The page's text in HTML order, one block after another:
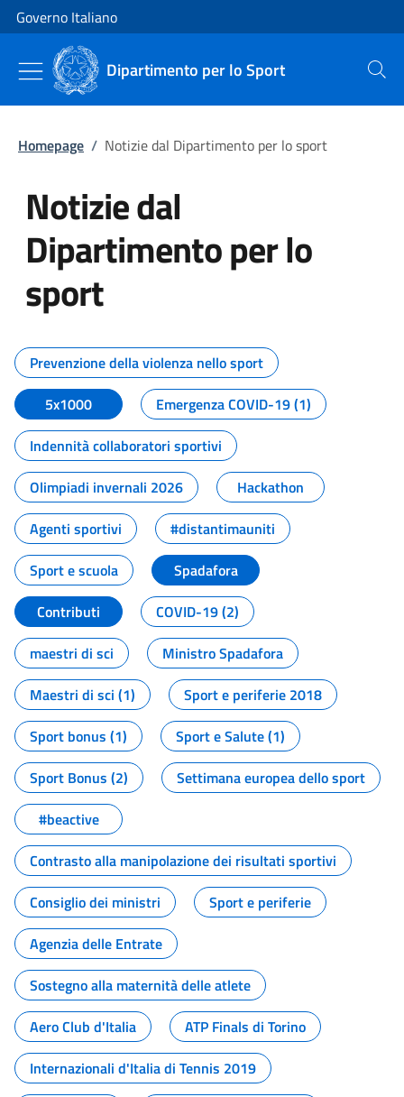
Vai al contenuto
Vai alla navigazione del sito
Governo Italiano
Dipartimento per lo Sport Cerca
Homepage / Notizie dal Dipartimento per lo sport
Notizie dal
Dipartimento per lo
sport
Tutti i contenuti della pagina
Prevenzione della violenza nello sport
5x1000
Emergenza COVID-19 (1)
Indennità collaboratori sportivi
Olimpiadi invernali 2026
Hackathon
Agenti sportivi
#distantimauniti
Sport e scuola
Spadafora
Contributi
COVID-19 (2)
maestri di sci
Ministro Spadafora
Maestri di sci (1)
Sport e periferie 2018
Sport bonus (1)
Sport e Salute (1)
Sport Bonus (2)
Settimana europea dello sport
#beactive
Contrasto alla manipolazione dei risultati sportivi
Consiglio dei ministri
Sport e periferie
Agenzia delle Entrate
Sostegno alla maternità delle atlete
Aero Club d'Italia
ATP Finals di Torino
Internazionali d'Italia di Tennis 2019